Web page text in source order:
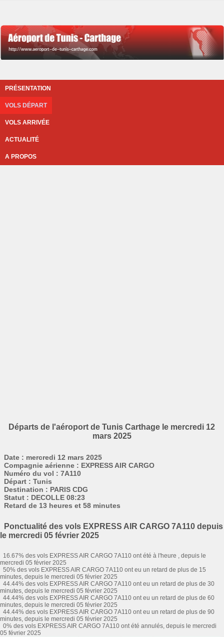
PRÉSENTATION
VOLS DÉPART
VOLS ARRIVÉE
ACTUALITÉ
A PROPOS
Départs de l'aéroport de Tunis Carthage le mercredi 12
mars 2025
Date : mercredi 12 mars 2025
Compagnie aérienne : EXPRESS AIR CARGO
Numéro du vol : 7A110
Départ : Tunis
Destination : PARIS CDG
Statut : DECOLLE 08:23
Retard de 13 heures et 58 minutes
Ponctualité des vols EXPRESS AIR CARGO 7A110 depuis
le mercredi 05 février 2025
16.67% des vols EXPRESS AIR CARGO 7A110 ont été à l'heure , depuis le
mercredi 05 février 2025
50% des vols EXPRESS AIR CARGO 7A110 ont eu un retard de plus de 15
minutes, depuis le mercredi 05 février 2025
44.44% des vols EXPRESS AIR CARGO 7A110 ont eu un retard de plus de 30
minutes, depuis le mercredi 05 février 2025
44.44% des vols EXPRESS AIR CARGO 7A110 ont eu un retard de plus de 60
minutes, depuis le mercredi 05 février 2025
44.44% des vols EXPRESS AIR CARGO 7A110 ont eu un retard de plus de 90
minutes, depuis le mercredi 05 février 2025
0% des vols EXPRESS AIR CARGO 7A110 ont été annulés, depuis le mercredi
05 février 2025